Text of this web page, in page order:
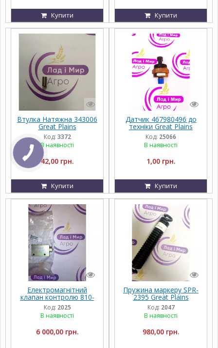
Купити Купити
Втулка Натяжна 343006
Great Plains
Код: 3372
В наявності
42,00 грн.
Купити
Датчик 467980496 до
техніки Great Plains
Код: 25066
В наявності
1,00 грн.
Купити
Електромагнітний
клапан контролю 810-
445C Great Plains, NTA
Код: 2025
В наявності
6 000,00 грн.
Пружина маркеру SPR-
2395 Great Plains
Код: 2047
В наявності
980,00 грн.